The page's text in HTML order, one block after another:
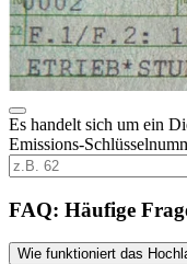
Es handelt sich um ein
Emissions-
FAQ: Häufige
Wie funktioniert das